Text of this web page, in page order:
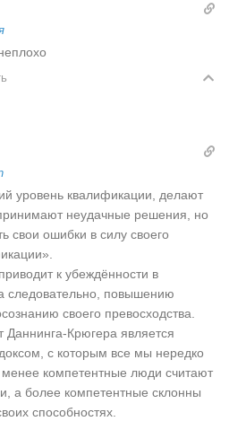
уровень квалификации, делают
неудачные решения, но
свои ошибки в силу своего
к убеждённости в
следовательно, повышению
своего превосходства.
Крюгера является
с которым все мы нередко
менее компетентные люди считают
а более компетентные склонны
способностях.